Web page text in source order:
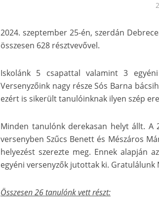
2024. szeptember 25-én, szerdán
összesen 628 résztvevővel.
Iskolánk 5 csapattal valamint 3
Versenyzőink nagy része Sós Barna
ezért is sikerült tanulóinknak ilyen szép
Minden tanulónk derekasan helyt állt. A
versenyben Szűcs Benett és Mészáros
helyezést szerezte meg. Ennek alapján
egyéni versenyzők jutottak ki. Gratulálunk
Összesen 26 tanulónk vett részt: